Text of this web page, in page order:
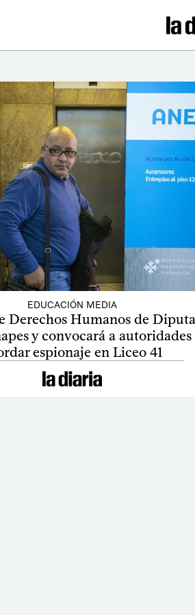
EDUCACIÓN MEDIA
Derechos Humanos de
y convocará a autoridades
espionaje en Liceo 41